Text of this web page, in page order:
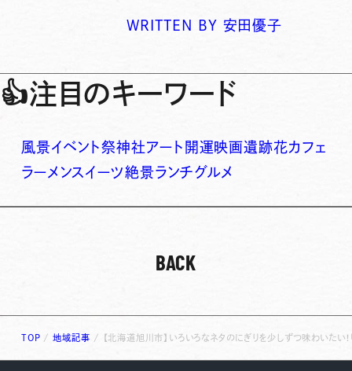
WRITTEN BY 安田優子
👍注目のキーワード
風景イベント祭神社アート 開運映画遺跡花カフェ
ラーメンスイーツ絶景ランチグルメ
BACK
TOP /地域記事 / 【北海道旭川市】いろいろなネタのにぎりを少しずつ味わいたい